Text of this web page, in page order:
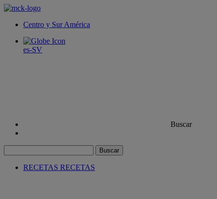
Centro y Sur América
es-SV
Buscar
Buscar
RECETAS RECETAS